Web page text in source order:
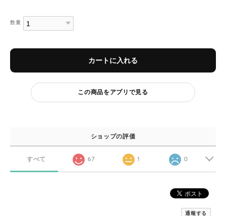
数量
カートに入れる
この商品をアプリで見る
ショップの評価
すべて 67 1 0
通報する